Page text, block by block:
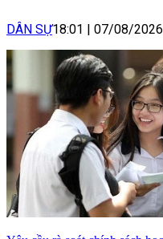
DÂN SỰ18:01 07/08/2026